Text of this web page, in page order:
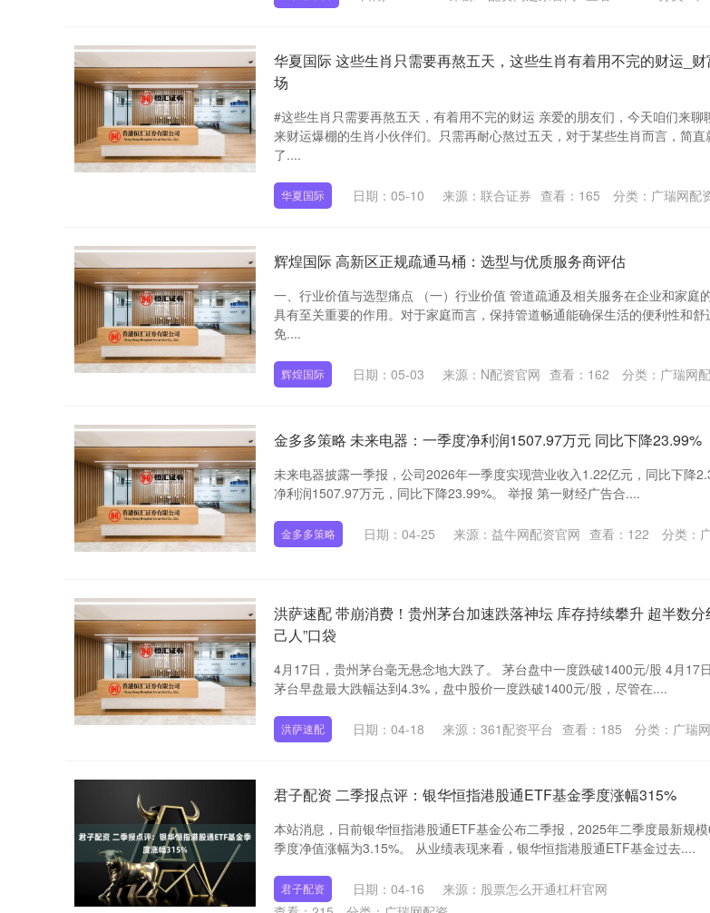
华夏国际 这些生肖只需要再熬五天，这些生肖有着用不完的财运_
场
#这些生肖只需要再熬五天，有着用不完的财运 亲爱的朋友们，今天咱们来聊
来财运爆棚的生肖小伙伴们。只需再耐心熬过五天，对于某些生肖而言，简直
了....
华夏国际 日期：05-10 来源：联合证券 查看： 165 分类： 广瑞网配
辉煌国际 高新区正规疏通马桶：选型与优质服务商评估
一、行业价值与选型痛点 （一）行业价值 管道疏通及相关服务在企业和家庭
具有至关重要的作用。对于家庭而言，保持管道畅通能确保生活的便利性和舒
免....
辉煌国际 日期：05-03 来源：N配资官网 查看： 162 分类： 广瑞网
金多多策略 未来电器：一季度净利润1507.97万元 同比下降23.99%
未来电器披露一季报，公司2026年一季度实现营业收入1.22亿元，同比下降
净利润1507.97万元，同比下降23.99%。 举报 第一财经广告合....
金多多策略 日期：04-25 来源：益牛网配资官网 查看： 122 分类：
洪萨速配 带崩消费！贵州茅台加速跌落神坛 库存持续攀升 超半数分
己人”口袋
4月17日，贵州茅台毫无悬念地大跌了。 茅台盘中一度跌破1400元/股 4月17
茅台早盘最大跌幅达到4.3%，盘中股价一度跌破1400元/股，尽管在....
洪萨速配 日期：04-18 来源：361配资平台 查看： 185 分类： 广瑞
君子配资 二季报点评：银华恒指港股通ETF基金季度涨幅315%
本站消息，日前银华恒指港股通ETF基金公布二季报，2025年二季度最新规模
季度净值涨幅为3.15%。 从业绩表现来看，银华恒指港股通ETF基金过去....
君子配资 日期：04-16
来源：股票怎么开通杠杆官网